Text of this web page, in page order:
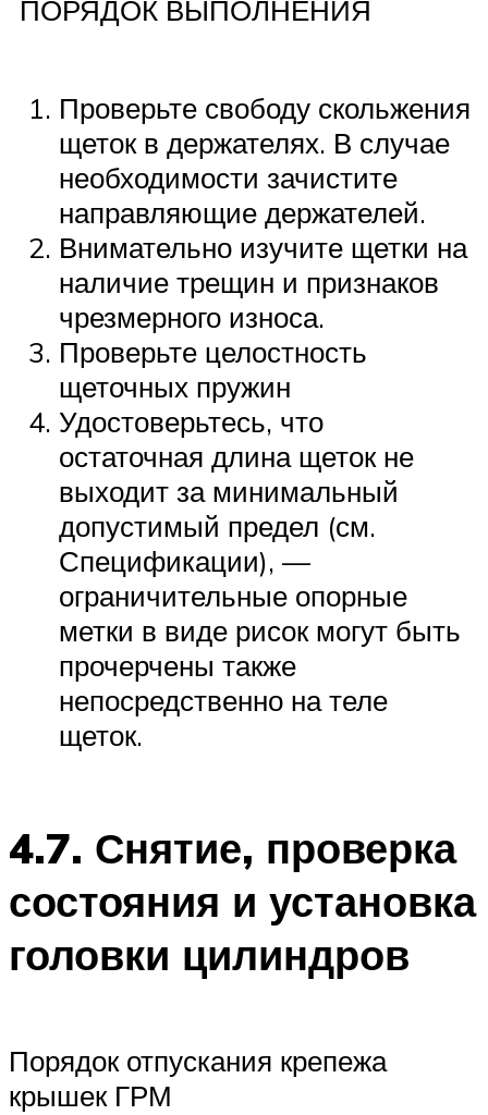
ПОРЯДОК ВЫПОЛНЕНИЯ
Проверьте свободу скольжения
щеток в держателях. В случае
необходимости зачистите
направляющие держателей.
Внимательно изучите щетки на
наличие трещин и признаков
чрезмерного износа.
Проверьте целостность
щеточных пружин
Удостоверьтесь, что
остаточная длина щеток не
выходит за минимальный
допустимый предел (см.
Спецификации), —
ограничительные опорные
метки в виде рисок могут быть
прочерчены также
непосредственно на теле
щеток.
4.7. Снятие, проверка
состояния и установка
головки цилиндров
Порядок отпускания крепежа
крышек ГРМ